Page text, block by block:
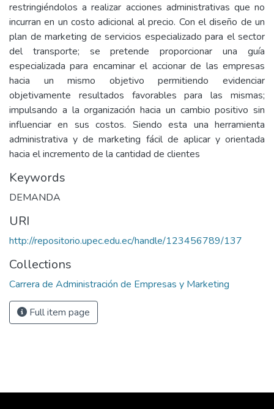
restringiéndolos a realizar acciones administrativas que no
incurran en un costo adicional al precio. Con el diseño de un
plan de marketing de servicios especializado para el sector
del transporte; se pretende proporcionar una guía
especializada para encaminar el accionar de las empresas
hacia un mismo objetivo permitiendo evidenciar
objetivamente resultados favorables para las mismas;
impulsando a la organización hacia un cambio positivo sin
influenciar en sus costos. Siendo esta una herramienta
administrativa y de marketing fácil de aplicar y orientada
hacia el incremento de la cantidad de clientes
Keywords
DEMANDA
URI
http://repositorio.upec.edu.ec/handle/123456789/137
Collections
Carrera de Administración de Empresas y Marketing
Full item page